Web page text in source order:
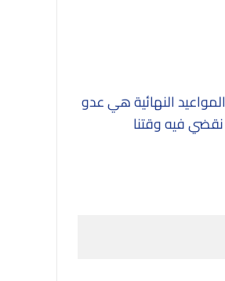
النهائية هي عدو
نقضي فيه وقتنا